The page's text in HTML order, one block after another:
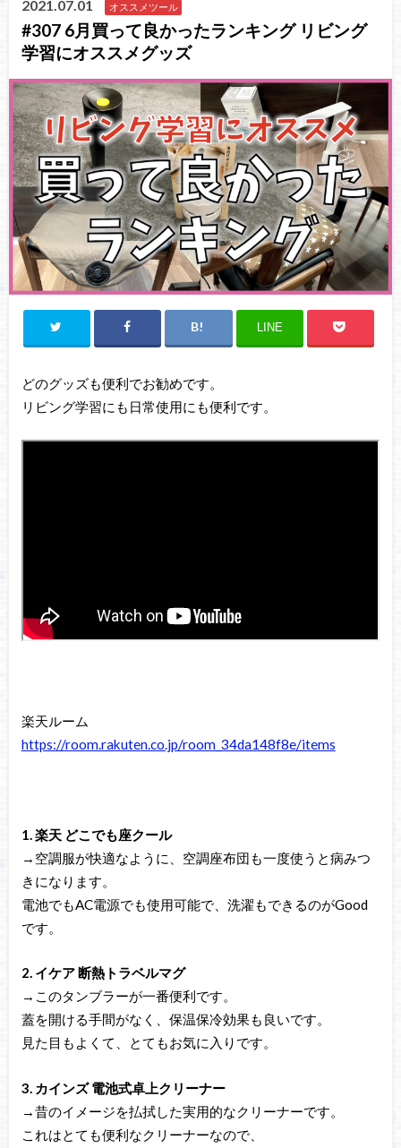
2021.07.01 オススメツール
#307 6月買って良かったランキング リビング
学習にオススメグッズ
LINE
どのグッズも便利でお勧めです。
リビング学習にも日常使用にも便利です。
楽天ルーム
https://room.rakuten.co.jp/room_34da148f8e/items
1. 楽天 どこでも座クール
→空調服が快適なように、空調座布団も一度使うと病みつ
きになります。
電池でもAC電源でも使用可能で、洗濯もできるのがGood
です。
2. イケア 断熱トラベルマグ
→このタンブラーが一番便利です。
蓋を開ける手間がなく、保温保冷効果も良いです。
見た目もよくて、とてもお気に入りです。
3. カインズ 電池式卓上クリーナー
→昔のイメージを払拭した実用的なクリーナーです。
これはとても便利なクリーナーなので、